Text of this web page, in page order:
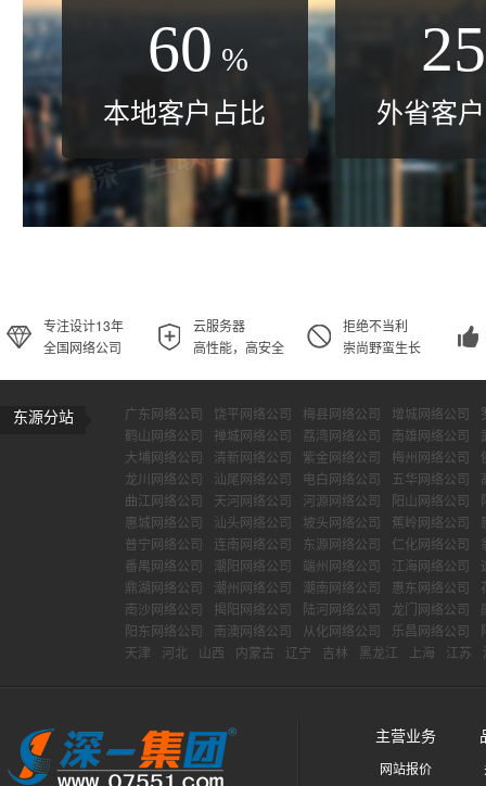
60 %
本地客户占比
25
外省客
专注设计13年
全国网络公司
云服务器
高性能，高安全
拒绝不当利
崇尚野蛮生长
东源分站 广东网络公司 饶平网络公司 梅县网络公司 增城网络公司
鹤山网络公司
禅城网络公司 荔湾网络公司 南雄网络公司
大埔网络公司
清新网络公司 紫金网络公司 梅州网络公司
龙川网络公司
汕尾网络公司 电白网络公司 五华网络公司
曲江网络公司
天河网络公司 河源网络公司 阳山网络公司
惠城网络公司
汕头网络公司 坡头网络公司 蕉岭网络公司
普宁网络公司
连南网络公司 东源网络公司 仁化网络公司
番禺网络公司
潮阳网络公司 端州网络公司 江海网络公司
鼎湖网络公司
潮州网络公司 潮南网络公司 惠东网络公司
南沙网络公司
揭阳网络公司 陆河网络公司 龙门网络公司
阳东网络公司
南澳网络公司 从化网络公司 乐昌网络公司
天津
河北 山西 内蒙古 辽宁 吉林 黑龙江 上海 江苏
主营业务
网站报价